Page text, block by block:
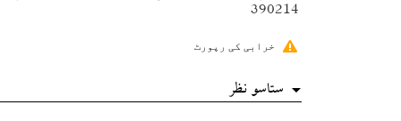
390214
خرابی کی رپورٹ
ستاسو نظر